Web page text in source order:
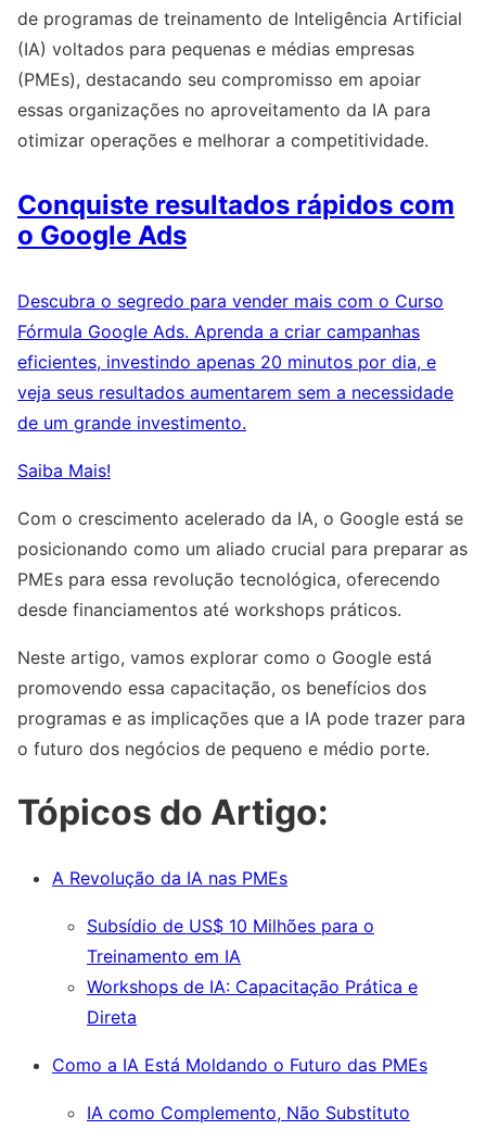
de programas de treinamento de Inteligência Artificial
(IA) voltados para pequenas e médias empresas
(PMEs), destacando seu compromisso em apoiar
essas organizações no aproveitamento da IA para
otimizar operações e melhorar a competitividade.
Conquiste resultados rápidos com
o Google Ads
Descubra o segredo para vender mais com o Curso
Fórmula Google Ads. Aprenda a criar campanhas
eficientes, investindo apenas 20 minutos por dia, e
veja seus resultados aumentarem sem a necessidade
de um grande investimento.
Saiba Mais!
Com o crescimento acelerado da IA, o Google está se
posicionando como um aliado crucial para preparar as
PMEs para essa revolução tecnológica, oferecendo
desde financiamentos até workshops práticos.
Neste artigo, vamos explorar como o Google está
promovendo essa capacitação, os benefícios dos
programas e as implicações que a IA pode trazer para
o futuro dos negócios de pequeno e médio porte.
Tópicos do Artigo:
A Revolução da IA nas PMEs
Subsídio de US$ 10 Milhões para o
Treinamento em IA
Workshops de IA: Capacitação Prática e
Direta
Como a IA Está Moldando o Futuro das PMEs
IA como Complemento, Não Substituto